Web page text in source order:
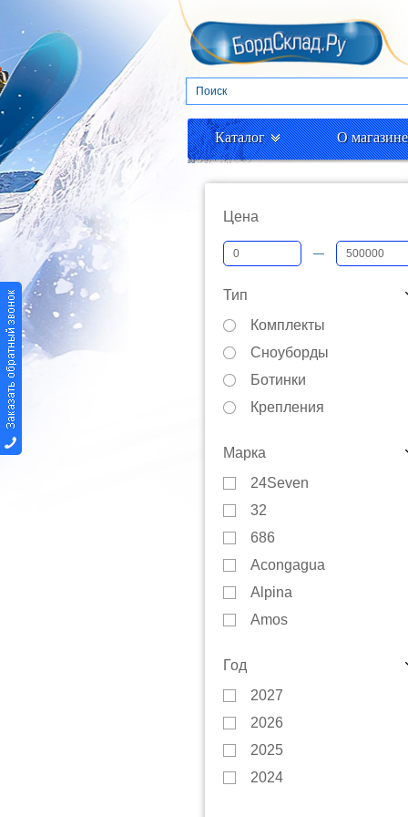
Каталог О магазине
Цена
—
Тип
Комплекты
Сноуборды
Ботинки
Крепления
Варежки
Защита
Инструменты
Куртки
Коньки
Маски
Носки
Марка
24Seven
32
686
Acongagua
Alpina
Amos
Arbor
Art-Tex
Artec
Atlant
Год
2027
2026
2025
2024